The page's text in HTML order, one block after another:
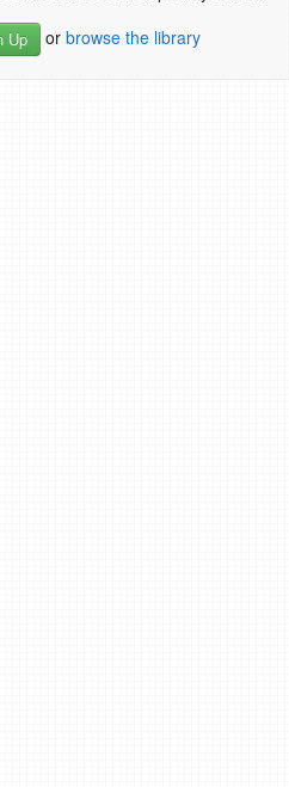
Up or browse the library